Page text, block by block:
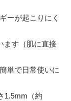
ーが起こりにく
ます（肌に直接
単で日常使いに
1.5mm（約